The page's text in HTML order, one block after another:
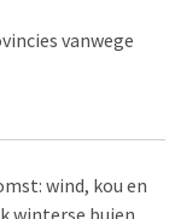
vanwege
wind, kou en